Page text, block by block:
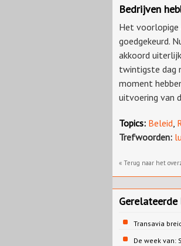
Bedrijven
Het voorlopige
goedgekeurd.
akkoord
twintigste dag
moment
uitvoering van
Topics: Beleid
Trefwoorden:
« Terug naar het
Gerelateerde
Transavia
De week van: